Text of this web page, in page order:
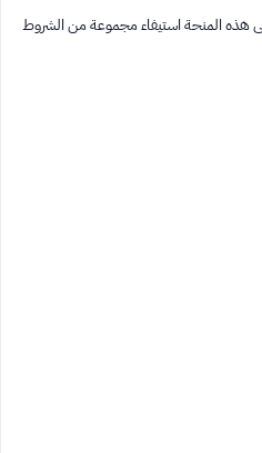
هذه المنحة استيفاء مجموعة من الشروط